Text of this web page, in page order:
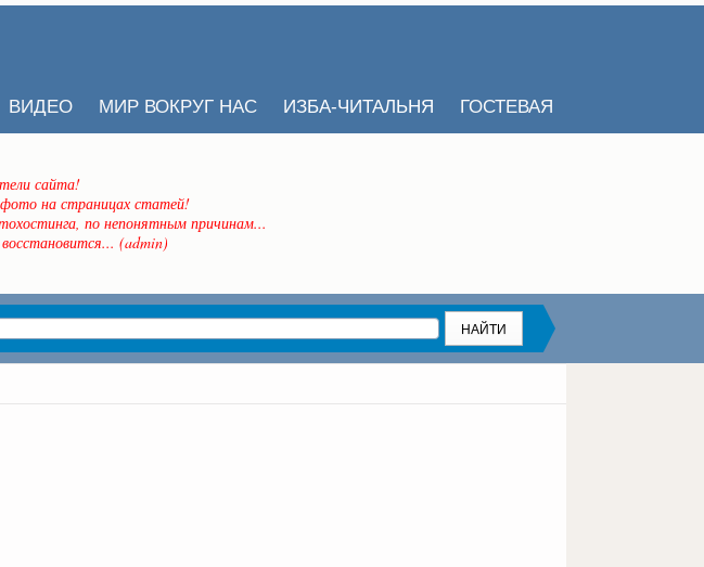
ВИДЕО МИР ВОКРУГ НАС ИЗБА-ЧИТАЛЬНЯ ГОСТЕВАЯ
сайта!
на страницах статей!
по непонятным причинам...
(admin)